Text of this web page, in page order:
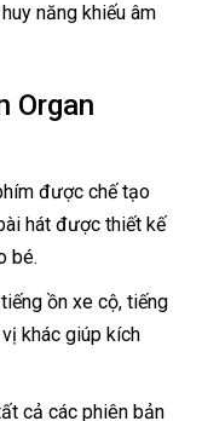
năng khiếu âm
Organ
được chế tạo
hát được thiết kế
bé.
ồn xe cộ, tiếng
khác giúp kích
cả các phiên bản